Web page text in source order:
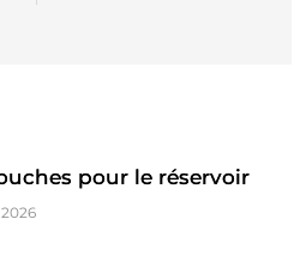
pour le réservoir